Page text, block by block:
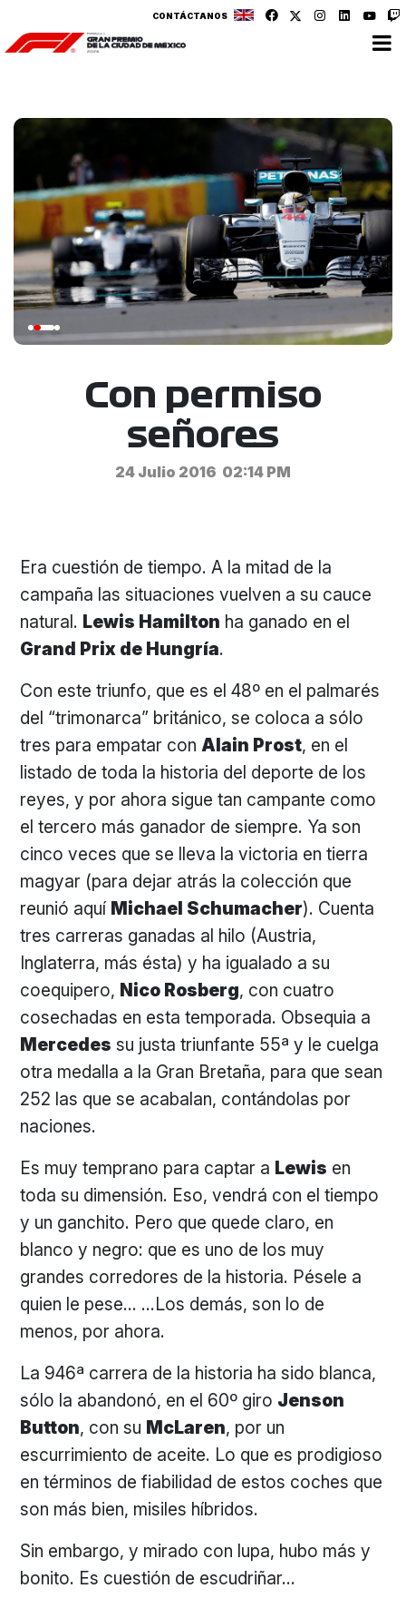
CONTÁCTANOS
Con permiso
señores
24 Julio 2016 02:14 PM
Era cuestión de tiempo. A la mitad de la
campaña las situaciones vuelven a su cauce
natural. Lewis Hamilton ha ganado en el
Grand Prix de Hungría.
Con este triunfo, que es el 48º en el palmarés
del “trimonarca” británico, se coloca a sólo
tres para empatar conAlain Prost, en el
listado de toda la historia del deporte de los
reyes, y por ahora sigue tan campante como
el tercero más ganador de siempre. Ya son
cinco veces que se lleva la victoria en tierra
magyar (para dejar atrás la colección que
reunió aquí Michael Schumacher). Cuenta
tres carreras ganadas al hilo (Austria,
Inglaterra, más ésta) y ha igualado a su
coequipero, Nico Rosberg, con cuatro
cosechadas en esta temporada. Obsequia a
Mercedes su justa triunfante 55ª y le cuelga
otra medalla a la Gran Bretaña, para que sean
252 las que se acabalan, contándolas por
naciones.
Es muy temprano para captar a Lewis en
toda su dimensión. Eso, vendrá con el tiempo
y un ganchito. Pero que quede claro, en
blanco y negro: que es uno de los muy
grandes corredores de la historia. Pésele a
quien le pese… …Los demás, son lo de
menos, por ahora.
La 946ª carrera de la historia ha sido blanca,
sólo la abandonó, en el 60º giro Jenson
Button, con su McLaren, por un
escurrimiento de aceite. Lo que es prodigioso
en términos de fiabilidad de estos coches que
son más bien, misiles híbridos.
Sin embargo, y mirado con lupa, hubo más y
bonito. Es cuestión de escudriñar…